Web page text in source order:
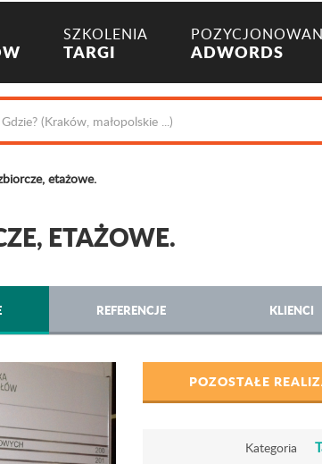
SZKOLENIA
TARGI ADWORDS
etażowe.
ETAŻOWE.
REFERENCJE KLIENCI
POZOSTAŁE
Kategoria